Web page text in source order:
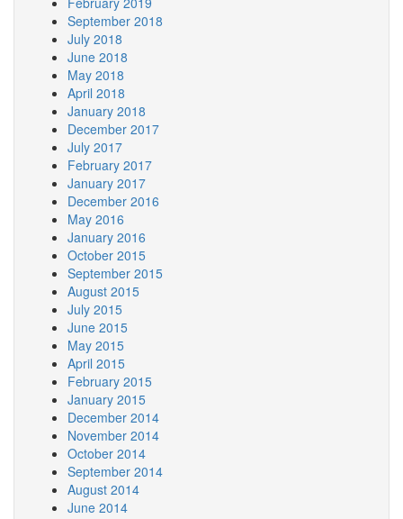
September 2018
July 2018
June 2018
May 2018
April 2018
January 2018
December 2017
July 2017
February 2017
January 2017
December 2016
May 2016
January 2016
October 2015
September 2015
August 2015
July 2015
June 2015
May 2015
April 2015
February 2015
January 2015
December 2014
November 2014
October 2014
September 2014
August 2014
June 2014